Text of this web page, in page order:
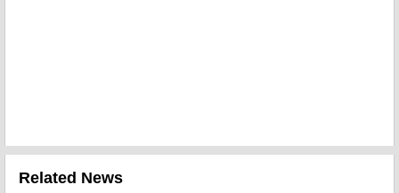
Related News